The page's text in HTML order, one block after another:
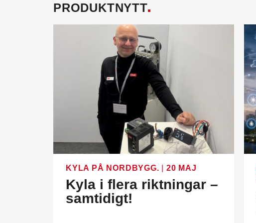
PRODUKTNYTT
KYLA PÅ NORDBYGG. 20 MAJ
Kyla i flera riktningar –
samtidigt!